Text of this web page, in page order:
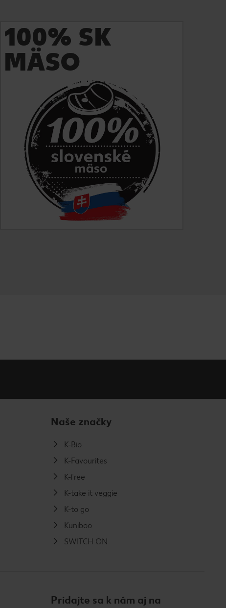
100% SK
MÄSO
V roku 2018 sme spustili projekt 100% slovenské
mäso. Zákazníkom garantujeme, že toto mäso
pochádza zo zvierat narodených, chovaných,
porazených a spracovaných výlučne na území
Slovenska.
Zistite viac
Naše značky
K-Bio
K-Favourites
K-free
K-take it veggie
K-to go
Kuniboo
SWITCH ON
Pridajte sa k nám aj na